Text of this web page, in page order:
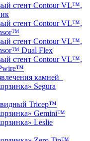
стент Contour VL™,
стент Contour VL™,
стент Contour VL™,
Dual Flex
стент Contour VL™,
камней
Segura
Tricep™
Gemini™
Leslie